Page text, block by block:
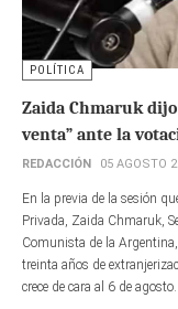
POLÍTICA
Zaida Chmaruk
venta” ante la
REDACCIÓN 05 AGOSTO
En la previa de la sesión
Privada, Zaida Chmaruk,
Comunista de la
treinta años de
crece de cara al 6 de